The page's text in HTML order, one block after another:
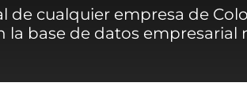
de cualquier empresa de
la base de datos empresarial